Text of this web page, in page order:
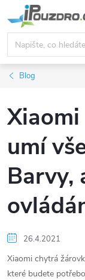
na
obsah
Blog
umí
Barvy,
26.4.2021
Xiaomi chytrá
které budete